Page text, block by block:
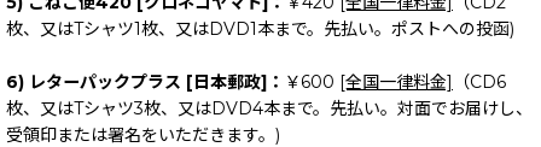
枚、又はTシャツ1枚、又はDVD1本まで。先払い。ポストへの投函)
6) レターパックプラス [日本郵政]： ￥600 [全国一律料金]
（CD6
枚、又はTシャツ3枚、又はDVD4本まで。先払い。対面でお届けし、
受領印または署名をいただきます。)